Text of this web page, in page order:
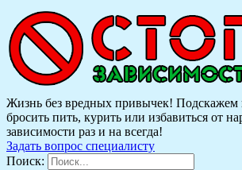
Жизнь без вредных привычек! Подскажем
бросить пить, курить или избавиться от
зависимости раз и на всегда!
Задать вопрос специалисту
Поиск: